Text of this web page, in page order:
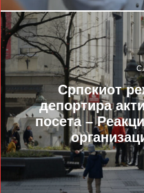
Српскиот
депортира
посета –